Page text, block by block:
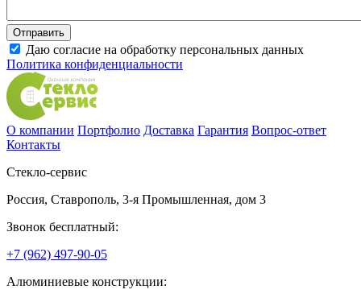
Даю согласие на обработку персональных данных
Политика конфиденциальности
О компании Портфолио Доставка Гарантия Вопрос-ответ
Контакты
Стекло-сервис
Россия, Ставрополь, 3-я Промышленная, дом 3
Звонок бесплатный:
+7 (962) 497-90-05
Алюминиевые конструкции: